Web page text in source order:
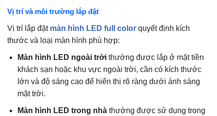
Vị trí và môi trường lắp đặt
Vị trí lắp đặt màn hình LED full color quyết định kích
thước và loại màn hình phù hợp:
Màn hình LED ngoài trờithường được lắp ở mặt tiền
khách sạn hoặc khu vực ngoài trời, cần có kích thước
lớn và độ sáng cao để hiển thị rõ ràng dưới ánh sáng
mặt trời.
Màn hình LED trong nhàthường được sử dụng trong